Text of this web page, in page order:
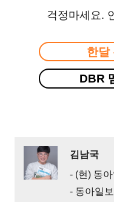
걱정마세요.
한달
DBR
김남국
- (현) 동
- 동아일